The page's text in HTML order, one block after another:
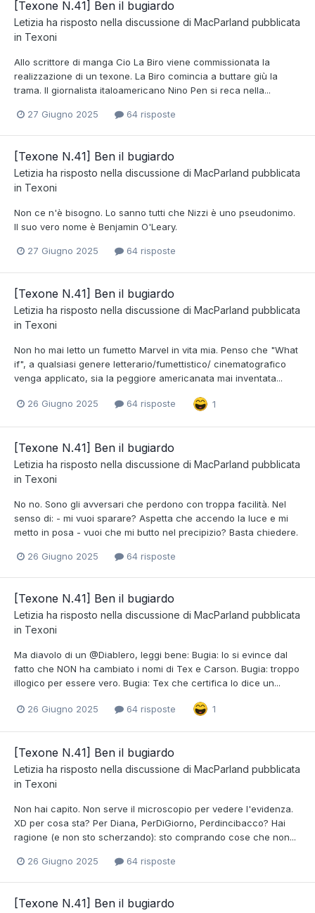
[Texone N.41] Ben il bugiardo
Letizia ha risposto nella discussione di MacParland pubblicata
in Texoni
Allo scrittore di manga Cio La Biro viene commissionata la
realizzazione di un texone. La Biro comincia a buttare giù la
trama. Il giornalista italoamericano Nino Pen si reca nella...
27 Giugno 2025 64 risposte
[Texone N.41] Ben il bugiardo
Letizia ha risposto nella discussione di MacParland pubblicata
in Texoni
Non ce n'è bisogno. Lo sanno tutti che Nizzi è uno pseudonimo.
Il suo vero nome è Benjamin O'Leary.
27 Giugno 2025 64 risposte
[Texone N.41] Ben il bugiardo
Letizia ha risposto nella discussione di MacParland pubblicata
in Texoni
Non ho mai letto un fumetto Marvel in vita mia. Penso che "What
if", a qualsiasi genere letterario/fumettistico/ cinematografico
venga applicato, sia la peggiore americanata mai inventata...
26 Giugno 2025 64 risposte 1
[Texone N.41] Ben il bugiardo
Letizia ha risposto nella discussione di MacParland pubblicata
in Texoni
No no. Sono gli avversari che perdono con troppa facilità. Nel
senso di: - mi vuoi sparare? Aspetta che accendo la luce e mi
metto in posa - vuoi che mi butto nel precipizio? Basta chiedere.
26 Giugno 2025 64 risposte
[Texone N.41] Ben il bugiardo
Letizia ha risposto nella discussione di MacParland pubblicata
in Texoni
Ma diavolo di un @Diablero, leggi bene: Bugia: lo si evince dal
fatto che NON ha cambiato i nomi di Tex e Carson. Bugia: troppo
illogico per essere vero. Bugia: Tex che certifica lo dice un...
26 Giugno 2025 64 risposte 1
[Texone N.41] Ben il bugiardo
Letizia ha risposto nella discussione di MacParland pubblicata
in Texoni
Non hai capito. Non serve il microscopio per vedere l'evidenza.
XD per cosa sta? Per Diana, PerDiGiorno, Perdincibacco? Hai
ragione (e non sto scherzando): sto comprando cose che non...
26 Giugno 2025 64 risposte
[Texone N.41] Ben il bugiardo